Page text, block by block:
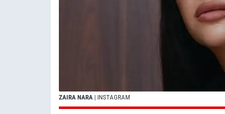
ZAIRA NARA | INSTAGRAM